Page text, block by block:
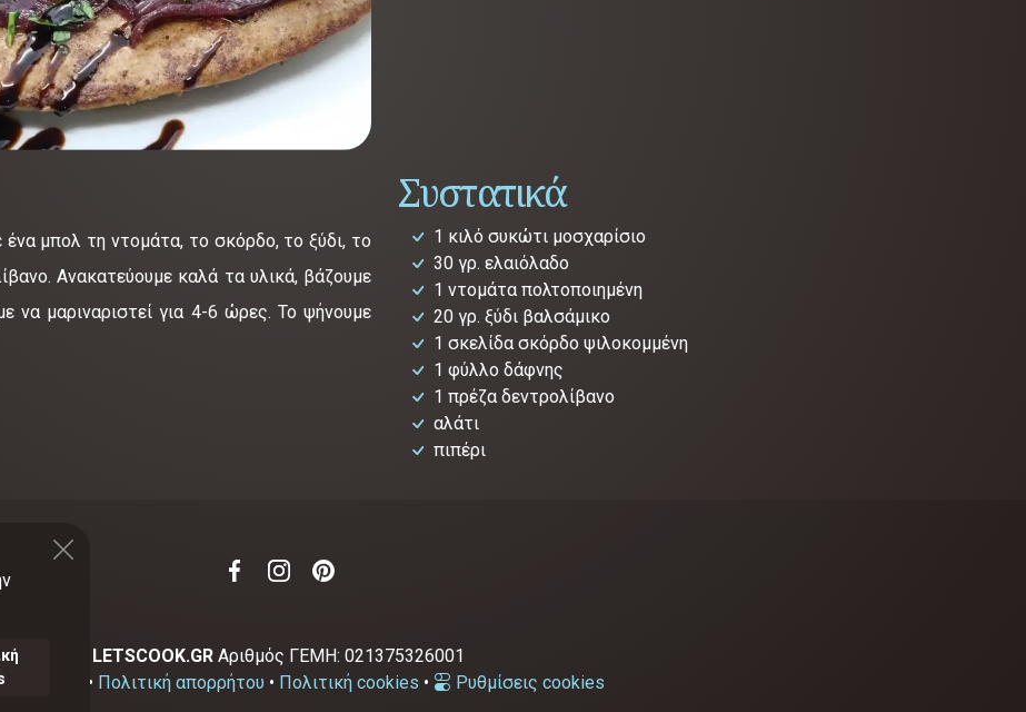
Συστατικά
1 κιλό συκώτι μοσχαρίσιο
30 γρ. ελαιόλαδο
1 ντομάτα πολτοποιημένη
20 γρ. ξύδι βαλσάμικο
1 σκελίδα σκόρδο ψιλοκομμένη
1 φύλλο δάφνης
1 πρέζα δεντρολίβανο
αλάτι
πιπέρι
μπολ τη ντομάτα, το σκόρδο, το ξύδι, το
Ανακατεύουμε καλά τα υλικά, βάζουμε
να μαριναριστεί για 4-6 ώρες. Το ψήνουμε
2012-2026 LETSCOOK.GR Αριθμός ΓΕΜΗ: 021375326001
χρήσης
• Πολιτική απορρήτου • Πολιτική cookies • Ρυθμίσεις cookies